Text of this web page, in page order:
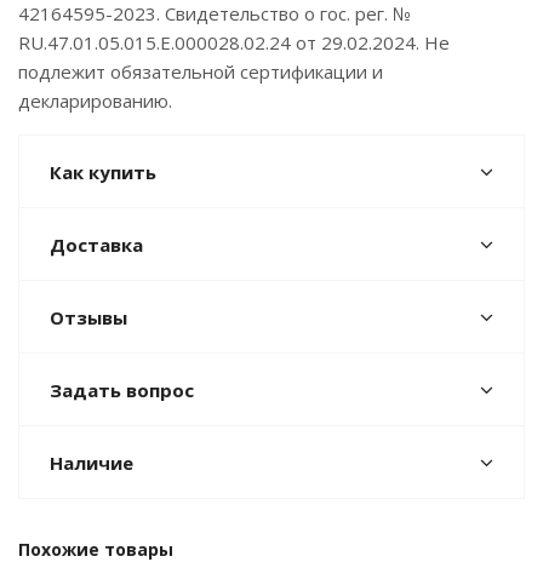
42164595-2023. Свидетельство о гос. рег. №
RU.47.01.05.015.Е.000028.02.24 от 29.02.2024. Не
подлежит обязательной сертификации и
декларированию.
Как купить
Доставка
Отзывы
Задать вопрос
Наличие
Похожие товары